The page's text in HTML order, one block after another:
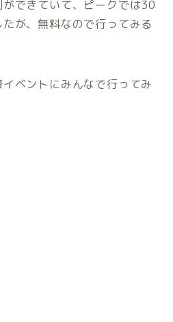
できていて、ピークでは30
が、無料なので行ってみる
ベントにみんなで行ってみ